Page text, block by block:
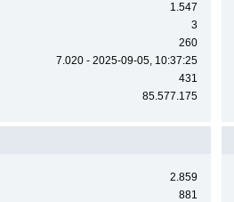
1.547
3
260
7.020 - 2025-09-05, 10:37:25
431
85.577.175
2.859
881